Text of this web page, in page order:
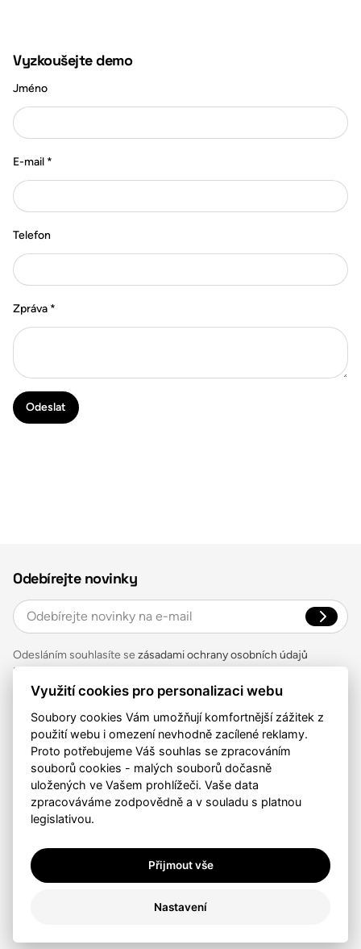
Vyzkoušejte demo
Jméno
E-mail *
Telefon
Zpráva *
Odeslat
Odebírejte novinky
Odesláním souhlasíte se zásadami ochrany osobních údajů
Kontakt
Auctea, s.r.o.
Zelený pruh 1091/111, Praha 4
777 717 958
contact@auctea.com
Sledujte nás
Informace o cookies
Využití cookies pro personalizaci webu
Soubory cookies Vám umožňují komfortnější zážitek z
použití webu i omezení nevhodně zacílené reklamy.
Proto potřebujeme Váš souhlas se zpracováním
souborů cookies - malých souborů dočasně
uložených ve Vašem prohlížeči. Vaše data
zpracováváme zodpovědně a v souladu s platnou
legislativou.
Přijmout vše
Nastavení